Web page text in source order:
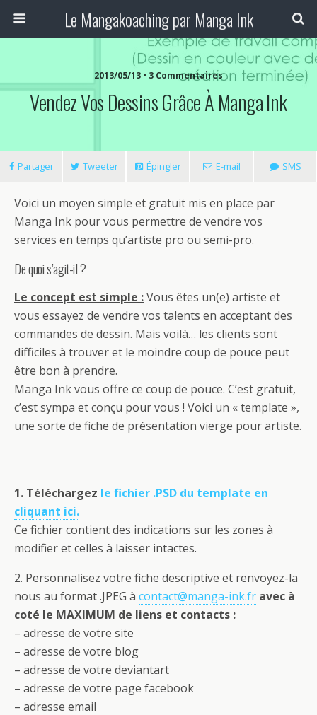
Le Mangakoaching par Manga Ink
2013/05/13 • 3 Commentaires
Vendez Vos Dessins Grâce À Manga Ink
Partager Tweeter Épingler E-mail SMS
Voici un moyen simple et gratuit mis en place par
Manga Ink pour vous permettre de vendre vos
services en temps qu’artiste pro ou semi-pro.
De quoi s’agit-il ?
Le concept est simple :Vous êtes un(e) artiste et
vous essayez de vendre vos talents en acceptant des
commandes de dessin. Mais voilà… les clients sont
difficiles à trouver et le moindre coup de pouce peut
être bon à prendre.
Manga Ink vous offre ce coup de pouce. C’est gratuit,
c’est sympa et conçu pour vous ! Voici un « template »,
une sorte de fiche de présentation vierge pour artiste.
1. Téléchargez le fichier .PSD du template en
cliquant ici.
Ce fichier contient des indications sur les zones à
modifier et celles à laisser intactes.
2. Personnalisez votre fiche descriptive et renvoyez-la
nous au format .JPEG à contact@manga-ink.fr avec à
coté le MAXIMUM de liens et contacts :
– adresse de votre site
– adresse de votre blog
– adresse de votre deviantart
– adresse de votre page facebook
– adresse email